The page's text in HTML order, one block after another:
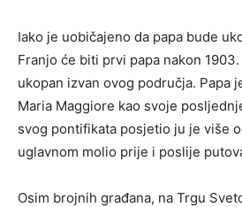
Iako je uobičajeno da papa bude
Franjo će biti prvi papa nakon
ukopan izvan ovog područja. Papa
Maria Maggiore kao svoje
svog pontifikata posjetio ju je više
uglavnom molio prije i poslije
Osim brojnih građana, na Trgu